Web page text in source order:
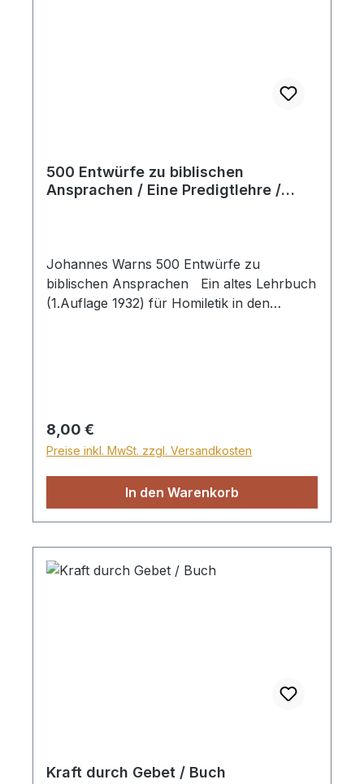
500 Entwürfe zu biblischen
Ansprachen / Eine Predigtlehre /
Johannes Warns 500 Entwürfe zu
biblischen Ansprachen Ein altes Lehrbuch
(1.Auflage 1932) für Homiletik in den
Regulärer Preis:
8,00 €
Preise inkl. MwSt. zzgl. Versandkosten
In den Warenkorb
Kraft durch Gebet / Buch